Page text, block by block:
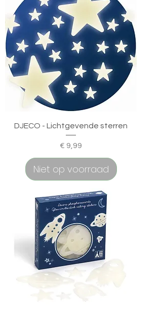
DJECO - Lichtgevende sterren
Prijs
€ 9,99
Niet op voorraad